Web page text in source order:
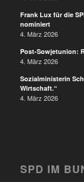
Frank Lux für die
nominiert
4. März 2026
Post-Sowjetunion:
4. März 2026
Sozialministerin
Wirtschaft.“
4. März 2026
SPD IM